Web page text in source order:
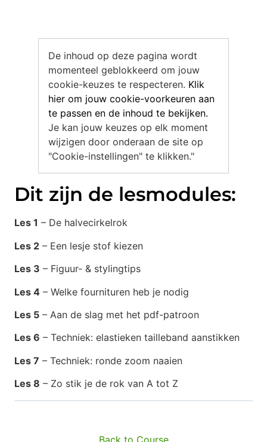
De inhoud op deze pagina wordt
momenteel geblokkeerd om jouw
cookie-keuzes te respecteren. Klik
hier om jouw cookie-voorkeuren aan
te passen en de inhoud te bekijken.
Je kan jouw keuzes op elk moment
wijzigen door onderaan de site op
"Cookie-instellingen" te klikken."
Dit zijn de lesmodules:
Les 1 – De halvecirkelrok
Les 2 – Een lesje stof kiezen
Les 3 – Figuur- & stylingtips
Les 4 – Welke fournituren heb je nodig
Les 5 – Aan de slag met het pdf-patroon
Les 6 – Techniek: elastieken tailleband aanstikken
Les 7 – Techniek: ronde zoom naaien
Les 8 – Zo stik je de rok van A tot Z